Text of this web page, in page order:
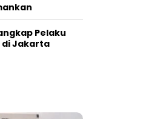
Pelaku
di Jakarta